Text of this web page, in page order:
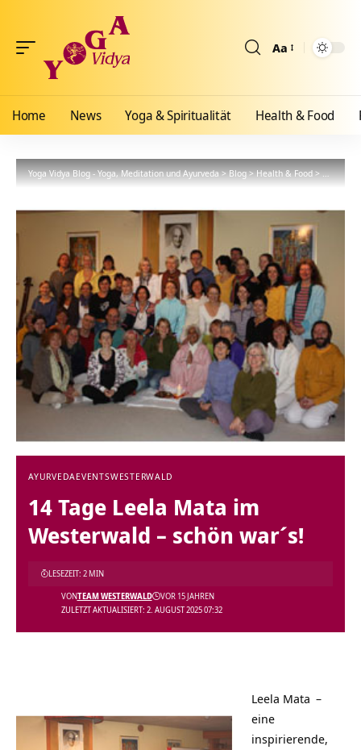
Aa
Home News Yoga & Spiritualität Health & Food
Yoga Vidya Blog - Yoga, Meditation und Ayurveda>Blog>Health & Food>Ayurveda
AYURVEDAEVENTSWESTERWALD
14 Tage Leela Mata im
Westerwald – schön war´s!
ZULETZT AKTUALISIERT: 2. AUGUST 2025 07:32
VONTEAM WESTERWALD VOR 15 JAHREN
LESEZEIT: 2 MIN
Leela Mata –
eine
inspirierende,